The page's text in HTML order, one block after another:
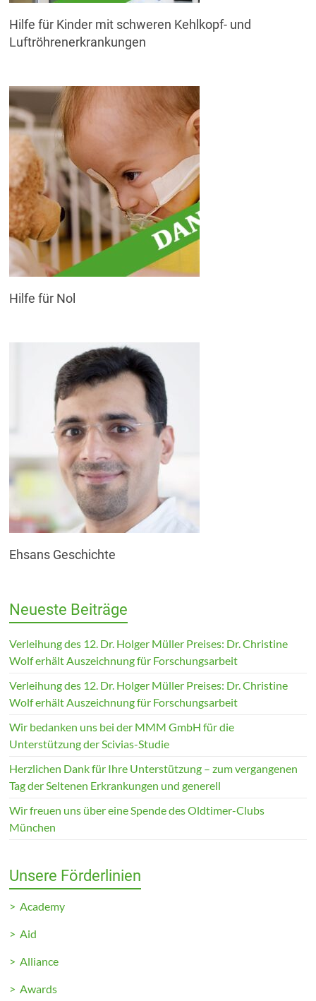
Hilfe für Kinder mit schweren Kehlkopf- und
Luftröhrenerkrankungen
Hilfe für Nol
Ehsans Geschichte
Neueste Beiträge
Verleihung des 12. Dr. Holger Müller Preises: Dr. Christine
Wolf erhält Auszeichnung für Forschungsarbeit
Verleihung des 12. Dr. Holger Müller Preises: Dr. Christine
Wolf erhält Auszeichnung für Forschungsarbeit
Wir bedanken uns bei der MMM GmbH für die
Unterstützung der Scivias-Studie
Herzlichen Dank für Ihre Unterstützung – zum vergangenen
Tag der Seltenen Erkrankungen und generell
Wir freuen uns über eine Spende des Oldtimer-Clubs
München
Unsere Förderlinien
> Academy
> Aid
> Alliance
> Awards